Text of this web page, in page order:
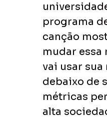
programa
canção
mudar essa
vai usar sua
debaixo de
métricas
alta